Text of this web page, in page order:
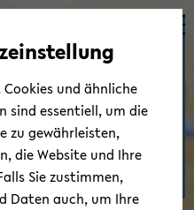
Tech­ni­schen Fa­kul­tät
In­
Cookies und ähnliche
sind essentiell, um die
zu gewährleisten,
die Website und Ihre
Sie zustimmen,
Daten auch, um Ihre